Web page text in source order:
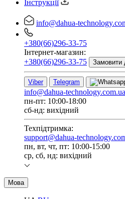
Інструкції
info@dahua-
+380(66)296-33-75
Інтернет-магазин:
+380(66)296-33-75
Замовити
Viber Telegram
info@dahua-technology.com.ua
пн-пт: 10:00-18:00
сб-нд: вихідний
Техпідтримка:
support@dahua-
пн, вт, чт, пт: 10:00-15:00
ср, сб, нд: вихідний
Мова